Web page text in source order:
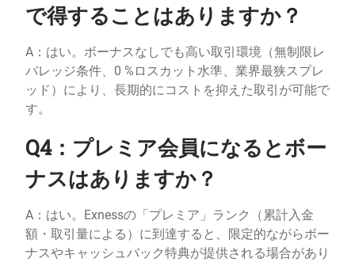
で得することはありますか？
A：はい。ボーナスなしでも高い取引環境（無制限レ
バレッジ条件、0 %ロスカット水準、業界最狭スプレ
ッド）により、長期的にコストを抑えた取引が可能で
す。
Q4：プレミア会員になるとボー
ナスはありますか？
A：はい。Exnessの「プレミア」ランク（累計入金
額・取引量による）に到達すると、限定的ながらボー
ナスやキャッシュバック特典が提供される場合があり